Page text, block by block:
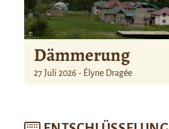
Dämmerung
27 Juli 2026 - Élyne Dragée